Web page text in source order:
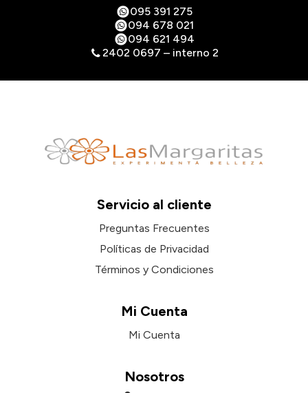
095 391 275
094 678 021
094 621 494
2402 0697 – interno 2
Servicio al cliente
Preguntas Frecuentes
Políticas de Privacidad
Términos y Condiciones
Mi Cuenta
Mi Cuenta
Nosotros